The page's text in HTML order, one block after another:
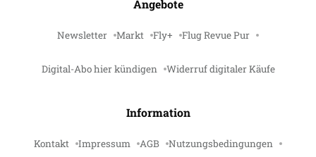
Angebote
Newsletter Markt Fly+ Flug Revue Pur
Digital-Abo hier kündigen Widerruf digitaler Käufe
Information
Kontakt Impressum AGB Nutzungsbedingungen